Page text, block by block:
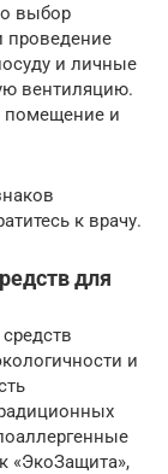
выбор
проведение
и личные
вентиляцию.
помещение и
к врачу.
для
и
«ЭкоЗащита»,